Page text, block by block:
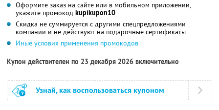
Оформите заказ на сайте или в мобильном приложении,
укажите промокод kupikupon10
Скидка не суммируется с другими спецпредложениями
компании и не действуют на подарочные сертификаты
Иные условия применения промокодов
Купон действителен по 23 декабря 2026 включительно
Узнай, как воспользоваться купоном